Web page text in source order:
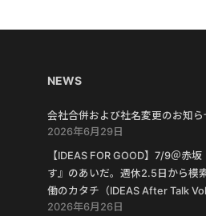
NEWS
会社合併および社名変更のお知ら
2026年6月29日
【IDEAS FOR GOOD】7/9＠赤
す』のあいだ。週休2.5日から模
働のカタチ（IDEAS After Talk
2026年6月26日